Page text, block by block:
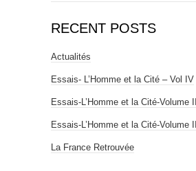
RECENT POSTS
Actualités
Essais- L’Homme et la Cité – Vol IV
Essais-L’Homme et la Cité-Volume III
Essais-L’Homme et la Cité-Volume II
La France Retrouvée